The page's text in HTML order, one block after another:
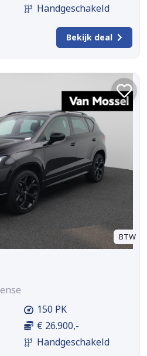
Handgeschakeld
Bekijk deal
BTW
150 PK
€ 26.900,-
Handgeschakeld